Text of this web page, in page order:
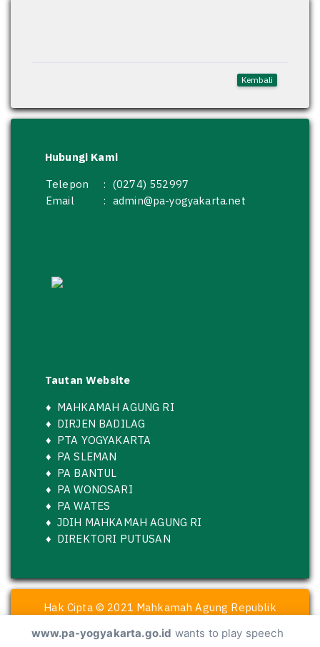
Kembali
Hubungi Kami
Telepon
: (0274) 552997
Email
: admin@pa-yogyakarta.net
Tautan Website
♦ MAHKAMAH AGUNG RI
♦ DIRJEN BADILAG
♦ PTA YOGYAKARTA
♦ PA SLEMAN
♦ PA BANTUL
♦ PA WONOSARI
♦ PA WATES
♦ JDIH MAHKAMAH AGUNG RI
♦ DIREKTORI PUTUSAN
Hak Cipta © 2021 Mahkamah Agung Republik
dikembangkan oleh Pengadilan Agama Yogyakarta
www.pa-yogyakarta.go.id wants to play speech